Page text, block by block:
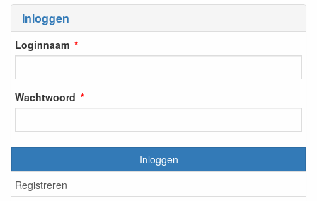
Inloggen
Loginnaam
Wachtwoord
Inloggen
Registreren